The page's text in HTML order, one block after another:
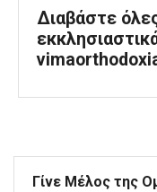
Διαβάστε
Γίνε Μέλος της